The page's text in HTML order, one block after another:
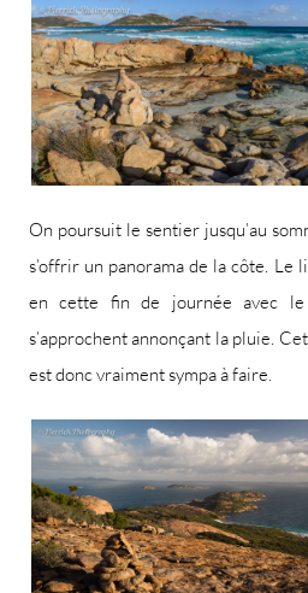
On poursuit le sentier jusqu’au
s’offrir un panorama de la côte. Le
en cette fin de journée avec
s’approchent annonçant la pluie.
est donc vraiment sympa à faire.